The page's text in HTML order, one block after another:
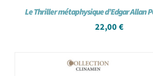
Le Thriller métaphysique d’Edgar Allan
22,00 €